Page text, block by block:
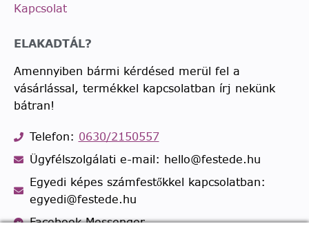
Kapcsolat
ELAKADTÁL?
Amennyiben bármi kérdésed merül fel a
vásárlással, termékkel kapcsolatban írj nekünk
bátran!
Telefon: 0630/2150557
Ügyfélszolgálati e-mail: hello@festede.hu
Egyedi képes számfestőkkel kapcsolatban:
egyedi@festede.hu
Facebook Messenger